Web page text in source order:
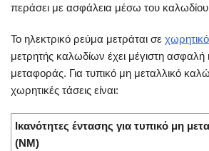
περάσει με ασφάλεια μέσω του
Το ηλεκτρικό ρεύμα μετράται σε
μετρητής καλωδίων έχει μέγιστη ασφαλή
μεταφοράς. Για τυπικό μη μεταλλικό
χωρητικές τάσεις είναι:
Ικανότητες έντασης για τυπικό μη
(NM)